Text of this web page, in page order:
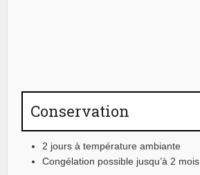
Conservation
2 jours à température ambiante
Congélation possible jusqu’à 2 mois